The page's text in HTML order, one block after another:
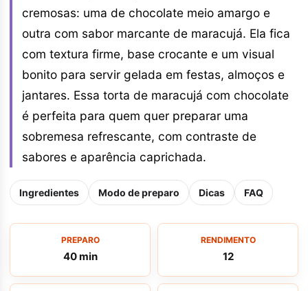
cremosas: uma de chocolate meio amargo e
outra com sabor marcante de maracujá. Ela fica
com textura firme, base crocante e um visual
bonito para servir gelada em festas, almoços e
jantares. Essa torta de maracujá com chocolate
é perfeita para quem quer preparar uma
sobremesa refrescante, com contraste de
sabores e aparência caprichada.
Ingredientes Modo de preparo Dicas FAQ
PREPARO
40 min
RENDIMENTO
12